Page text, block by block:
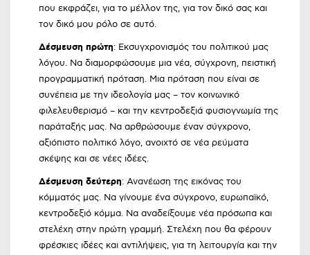
που εκφράζει, για το μέλλον της, για τον δικό σας και
τον δικό μου ρόλο σε αυτό.
Δέσμευση πρώτη: Εκσυγχρονισμός του πολιτικού μας
λόγου. Να διαμορφώσουμε μια νέα, σύγχρονη, πειστική
προγραμματική πρόταση. Μια πρόταση που είναι σε
συνέπεια με την ιδεολογία μας – τον κοινωνικό
φιλελευθερισμό – και την κεντροδεξιά φυσιογνωμία της
παράταξής μας. Να αρθρώσουμε έναν σύγχρονο,
αξιόπιστο πολιτικό λόγο, ανοιχτό σε νέα ρεύματα
σκέψης και σε νέες ιδέες.
Δέσμευση δεύτερη: Ανανέωση της εικόνας του
κόμματός μας. Να γίνουμε ένα σύγχρονο, ευρωπαϊκό,
κεντροδεξιό κόμμα. Να αναδείξουμε νέα πρόσωπα και
στελέχη στην πρώτη γραμμή. Στελέχη που θα φέρουν
φρέσκιες ιδέες και αντιλήψεις, για τη λειτουργία και την